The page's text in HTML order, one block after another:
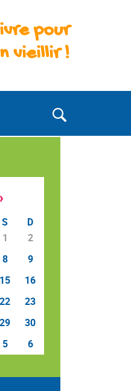
pour
vieillir !
S
D
1
2
8
9
15
16
22
23
29
30
5 6